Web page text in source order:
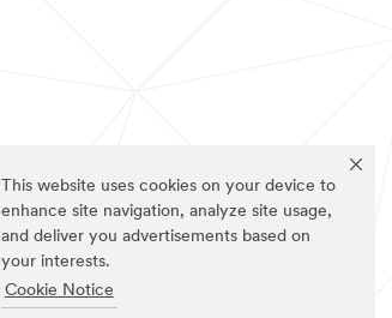
This website uses cookies on your device to
enhance site navigation, analyze site usage,
and deliver you advertisements based on
your interests.
Cookie Notice